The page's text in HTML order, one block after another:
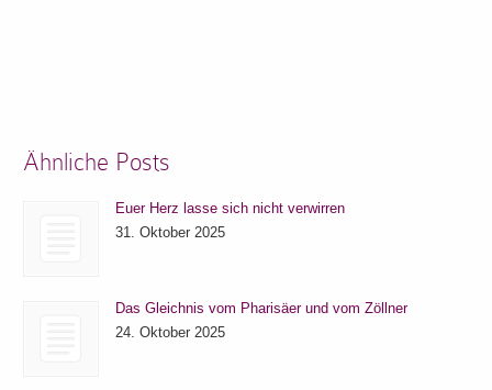
Ähnliche Posts
Euer Herz lasse sich nicht verwirren
31. Oktober 2025
Das Gleichnis vom Pharisäer und vom Zöllner
24. Oktober 2025